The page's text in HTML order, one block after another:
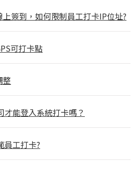
簽到，如何限制員工打卡IP位址?
可打卡點
整
才能登入系統打卡嗎？
員工打卡?